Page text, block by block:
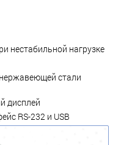
нестабильной нагрузке
стали
дисплей
RS-232 и USB